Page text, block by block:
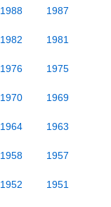
1988 1987
1982 1981
1976 1975
1970 1969
1964 1963
1958 1957
1952 1951